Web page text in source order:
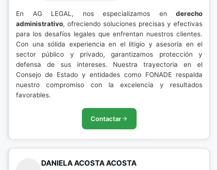
En AG LEGAL, nos especializamos en derecho
administrativo, ofreciendo soluciones precisas y efectivas
para los desafíos legales que enfrentan nuestros clientes.
Con una sólida experiencia en el litigio y asesoría en el
sector público y privado, garantizamos protección y
defensa de sus intereses. Nuestra trayectoria en el
Consejo de Estado y entidades como FONADE respalda
nuestro compromiso con la excelencia y resultados
favorables.
Contactar
DANIELA ACOSTA ACOSTA